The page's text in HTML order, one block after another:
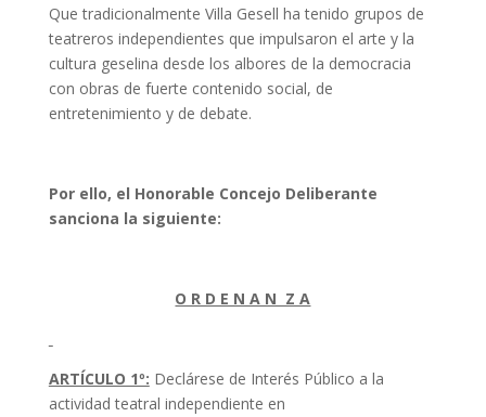
Que tradicionalmente Villa Gesell ha tenido grupos de
teatreros independientes que impulsaron el arte y la
cultura geselina desde los albores de la democracia
con obras de fuerte contenido social, de
entretenimiento y de debate.
Por ello, el Honorable Concejo Deliberante
sanciona la siguiente:
O R D E N A N Z A
ARTÍCULO 1º: Declárese de Interés Público a la
actividad teatral independiente en